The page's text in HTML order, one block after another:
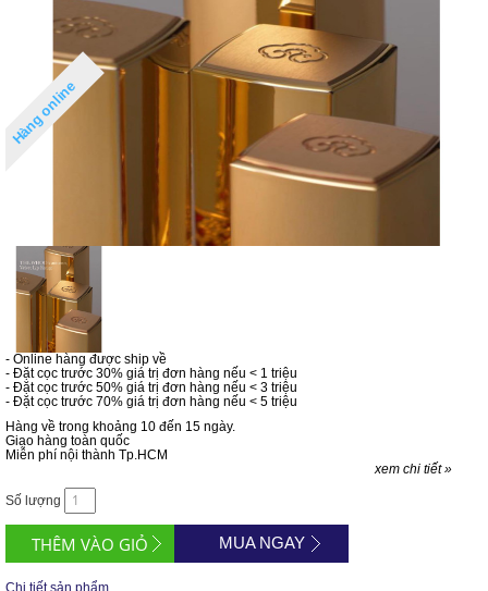
Hàng online
- Online hàng được ship về
- Đặt cọc trước 30% giá trị đơn hàng nếu < 1 triệu
- Đặt cọc trước 50% giá trị đơn hàng nếu < 3 triệu
- Đặt cọc trước 70% giá trị đơn hàng nếu < 5 triệu
Hàng về trong khoảng 10 đến 15 ngày.
Giao hàng toàn quốc
Miễn phí nội thành Tp.HCM
xem chi tiết »
Số lượng
MUA NGAY
Chi tiết sản phẩm